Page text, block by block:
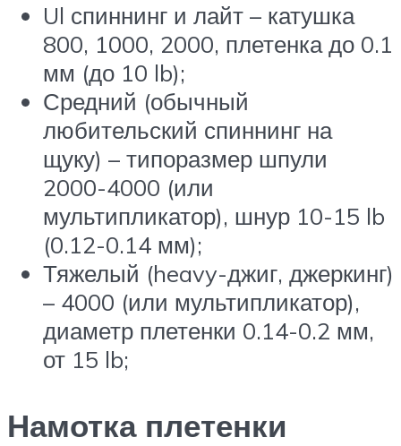
Ul спиннинг и лайт – катушка
800, 1000, 2000, плетенка до 0.1
мм (до 10 lb);
Средний (обычный
любительский спиннинг на
щуку) – типоразмер шпули
2000-4000 (или
мультипликатор), шнур 10-15 lb
(0.12-0.14 мм);
Тяжелый (heavy-джиг, джеркинг)
– 4000 (или мультипликатор),
диаметр плетенки 0.14-0.2 мм,
от 15 lb;
Намотка плетенки